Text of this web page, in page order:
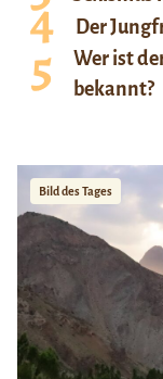
Der
Wer ist
bekannt?
Bild des Tages